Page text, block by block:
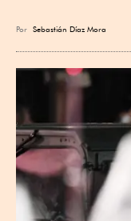
Por Sebastián Díaz Mora